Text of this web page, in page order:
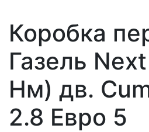
Коробка
Газель
Нм) дв.
2.8 Евро 5